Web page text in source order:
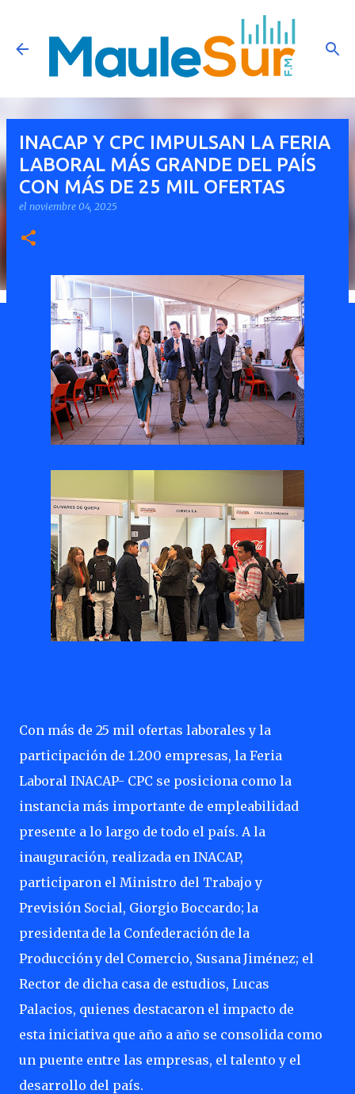
Ir al contenido principal
INACAP Y CPC IMPULSAN LA FERIA
LABORAL MÁS GRANDE DEL PAÍS
CON MÁS DE 25 MIL OFERTAS
el noviembre 04, 2025
Con más de 25 mil ofertas laborales y la
participación de 1.200 empresas, la Feria
Laboral INACAP- CPC se posiciona como la
instancia más importante de empleabilidad
presente a lo largo de todo el país. A la
inauguración, realizada en INACAP,
participaron el Ministro del Trabajo y
Previsión Social, Giorgio Boccardo; la
presidenta de la Confederación de la
Produccióny del Comercio, SusanaJiménez; el
Rector de dicha casa de estudios, Lucas
Palacios, quienes destacaron el impacto de
esta iniciativa que año a año se consolida como
un puente entre las empresas, el talento y el
desarrollo del país.